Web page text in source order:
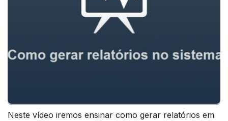
Neste vídeo iremos ensinar como gerar relatórios em